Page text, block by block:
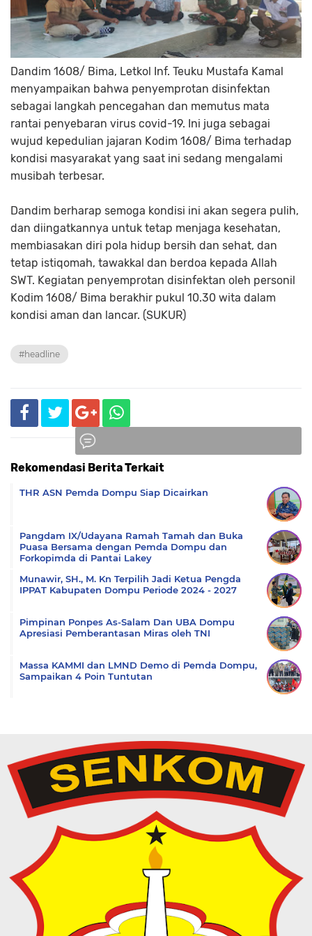
Dandim 1608/ Bima, Letkol Inf. Teuku Mustafa Kamal
menyampaikan bahwa penyemprotan disinfektan
sebagai langkah pencegahan dan memutus mata
rantai penyebaran virus covid-19. Ini juga sebagai
wujud kepedulian jajaran Kodim 1608/ Bima terhadap
kondisi masyarakat yang saat ini sedang mengalami
musibah terbesar.
Dandim berharap semoga kondisi ini akan segera pulih,
dan diingatkannya untuk tetap menjaga kesehatan,
membiasakan diri pola hidup bersih dan sehat, dan
tetap istiqomah, tawakkal dan berdoa kepada Allah
SWT. Kegiatan penyemprotan disinfektan oleh personil
Kodim 1608/ Bima berakhir pukul 10.30 wita dalam
kondisi aman dan lancar. (SUKUR)
#headline
Rekomendasi Berita Terkait
THR ASN Pemda Dompu Siap Dicairkan
Pangdam IX/Udayana Ramah Tamah dan Buka
Puasa Bersama dengan Pemda Dompu dan
Forkopimda di Pantai Lakey
Munawir, SH., M. Kn Terpilih Jadi Ketua Pengda
IPPAT Kabupaten Dompu Periode 2024 - 2027
Pimpinan Ponpes As-Salam Dan UBA Dompu
Apresiasi Pemberantasan Miras oleh TNI
Massa KAMMI dan LMND Demo di Pemda Dompu,
Sampaikan 4 Poin Tuntutan